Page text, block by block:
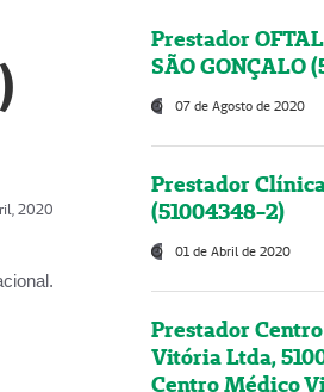
2020
Prestador
SÃO GONÇALO
07 de Agosto de 2020
Prestador
(51004348-2)
01 de Abril de 2020
Prestador
Vitória Ltda,
Centro Médico